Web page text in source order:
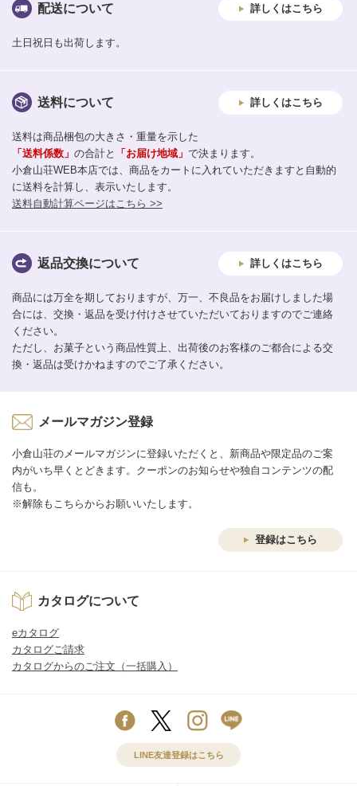
配送について 詳しくはこちら
土日祝日も出荷します。
送料について 詳しくはこちら
送料は商品梱包の大きさ・重量を示した
「送料係数」 の合計と 「お届け地域」 で決まります。
小倉山荘WEB本店では、商品をカートに入れていただきますと自動的
に送料を計算し、表示いたします。
送料自動計算ページはこちら >>
返品交換について 詳しくはこちら
商品には万全を期しておりますが、万一、不良品をお届けしました場
合には、交換・返品を受け付けさせていただいておりますのでご連絡
ください。
ただし、お菓子という商品性質上、出荷後のお客様のご都合による交
換・返品は受けかねますのでご了承ください。
メールマガジン登録
小倉山荘のメールマガジンに登録いただくと、新商品や限定品のご案
内がいち早くとどきます。クーポンのお知らせや独自コンテンツの配
信も。
※解除もこちらからお願いいたします。
登録はこちら
カタログについて
eカタログ
カタログご請求
カタログからのご注文（一括購入）
LINE友達登録はこちら